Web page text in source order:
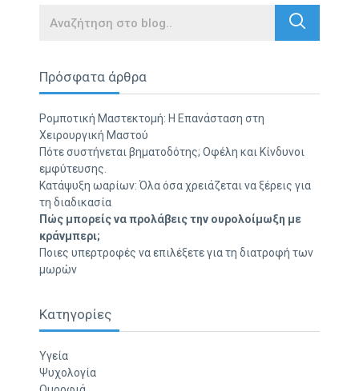
Search
Πρόσφατα άρθρα
Ρομποτική Μαστεκτομή: Η Επανάσταση στη
Χειρουργική Μαστού
Πότε συστήνεται βηματοδότης; Οφέλη και Κίνδυνοι
εμφύτευσης.
Κατάψυξη ωαρίων: Όλα όσα χρειάζεται να ξέρεις για
τη διαδικασία
Πώς μπορείς να προλάβεις την ουρολοίμωξη με
κράνμπερι;
Ποιες υπερτροφές να επιλέξετε για τη διατροφή των
μωρών
Κατηγορίες
Υγεία
Ψυχολογία